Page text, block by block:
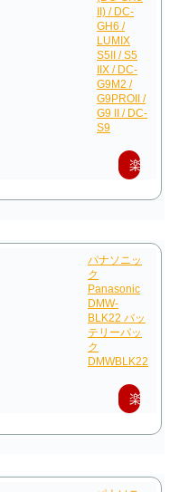
II) / DC-
GH6 /
LUMIX
S5II / S5
IIX / DC-
G9M2 /
G9PROII /
G9 II / DC-
S9
楽
パナソニッ
ク
Panasonic
DMW-
BLK22 バッ
テリーパッ
ク
DMWBLK22
楽